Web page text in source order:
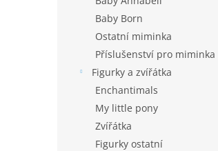
Baby Born
Ostatní miminka
Příslušenství pro miminka
Figurky a zvířátka
Enchantimals
My little pony
Zvířátka
Figurky ostatní